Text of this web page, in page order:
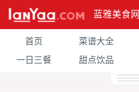
蓝雅美食网
首页 菜谱大全
一日三餐
甜点饮品